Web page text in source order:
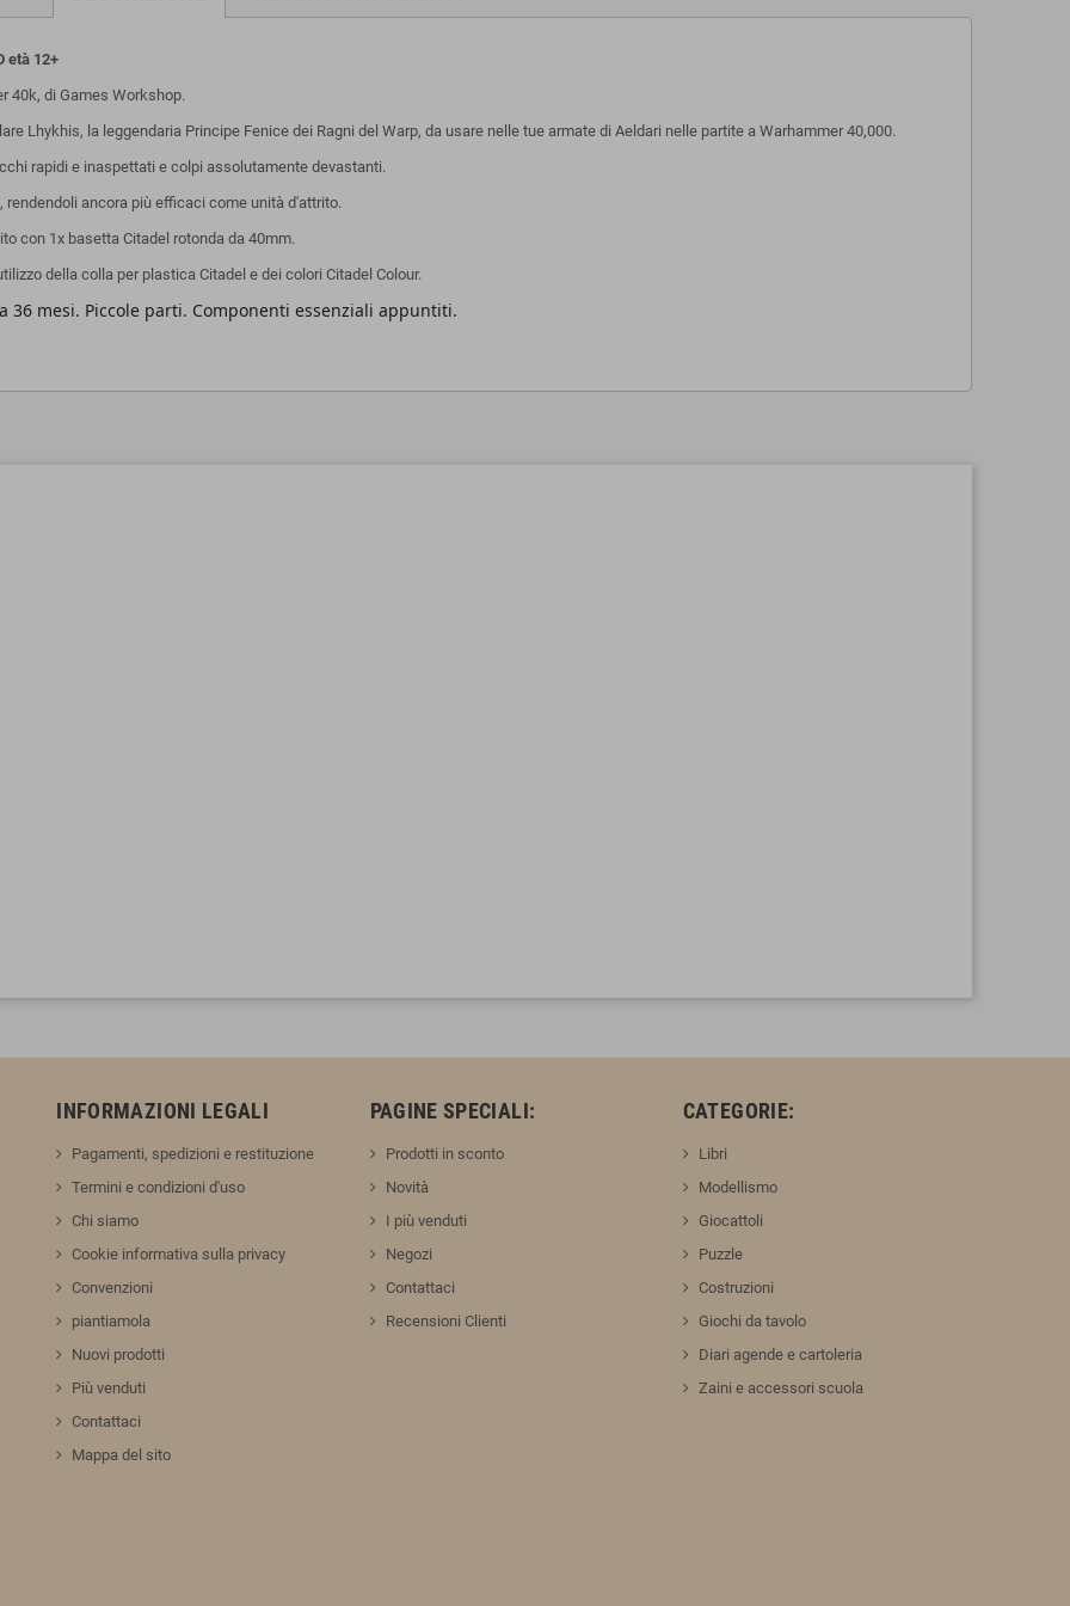
età 12+
40k, di Games Workshop.
Lhykhis, la leggendaria Principe Fenice dei Ragni del Warp, da usare nelle tue armate di Aeldari nelle partite a Warhammer 40,000.
rapidi e inaspettati e colpi assolutamente devastanti.
ancora più efficaci come unità d'attrito.
con 1x basetta Citadel rotonda da 40mm.
della colla per plastica Citadel e dei colori Citadel Colour.
36 mesi. Piccole parti. Componenti essenziali appuntiti.
INFORMAZIONI LEGALI
Pagamenti, spedizioni e restituzione
Termini e condizioni d'uso
Chi siamo
Cookie informativa sulla privacy
Convenzioni
piantiamola
Nuovi prodotti
Più venduti
Contattaci
Mappa del sito
PAGINE SPECIALI:
Prodotti in sconto
Novità
I più venduti
Negozi
Contattaci
Recensioni Clienti
CATEGORIE:
Libri
Modellismo
Giocattoli
Puzzle
Costruzioni
Giochi da tavolo
Diari agende e cartoleria
Zaini e accessori scuola